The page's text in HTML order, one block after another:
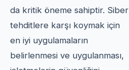
da kritik öneme sahiptir. Siber
tehditlere karşı koymak için
en iyi uygulamaların
belirlenmesi ve uygulanması,